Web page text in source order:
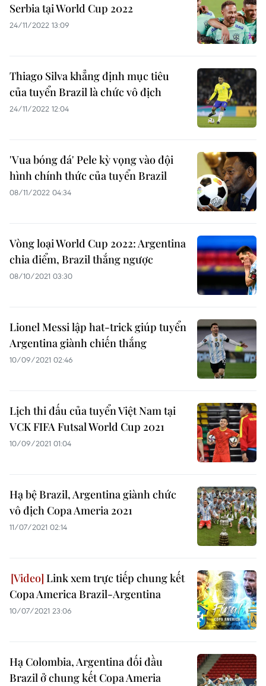
Serbia tại World Cup 2022
24/11/2022 13:09
Thiago Silva khẳng định mục tiêu
của tuyển Brazil là chức vô địch
24/11/2022 12:04
'Vua bóng đá' Pele kỳ vọng vào đội
hình chính thức của tuyển Brazil
08/11/2022 04:34
Vòng loại World Cup 2022: Argentina
chia điểm, Brazil thắng ngược
08/10/2021 03:30
Lionel Messi lập hat-trick giúp tuyển
Argentina giành chiến thắng
10/09/2021 02:46
Lịch thi đấu của tuyển Việt Nam tại
VCK FIFA Futsal World Cup 2021
10/09/2021 01:04
Hạ bệ Brazil, Argentina giành chức
vô địch Copa Ameria 2021
11/07/2021 02:14
Link xem trực tiếp chung kết
Copa America Brazil-Argentina
10/07/2021 23:06
Hạ Colombia, Argentina đối đầu
Brazil ở chung kết Copa Ameria